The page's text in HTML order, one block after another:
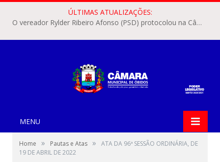
ÚLTIMAS ATUALIZAÇÕES:
O vereador Rylder Ribeiro Afonso (PSD) protocolou na Câmara Municipal de Óbidos o Requerimento nº 346/2026.
MENU
Home » Pautas e Atas »
ATA DA 96ª SESSÃO ORDINÁRIA, DE
19 DE ABRIL DE 2022